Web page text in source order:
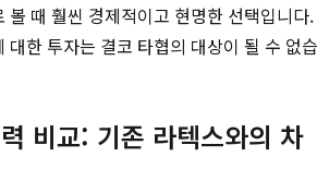
볼 때 훨씬 경제적이고 현명한 선택입니다.
대한 투자는 결코 타협의 대상이 될 수 없습
비교: 기존 라텍스와의 차